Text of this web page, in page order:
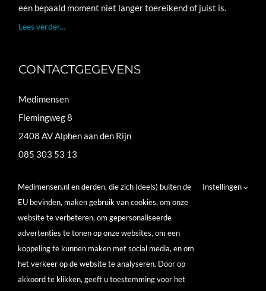
een bepaald moment niet langer toereikend of juist is.
Lees verder...
CONTACTGEGEVENS
Medimensen
Flemingweg 8
2408 AV Alphen aan den Rijn
085 303 53 13
brenda@medimensen.nl
KvK: 65561236
BTW: NL856162619 B01
Medimensen.nl en derden, die zich (deels) buiten de
EU bevinden, maken gebruik van cookies, om onze
website te verbeteren, om gepersonaliseerde
advertenties te tonen op onze websites, om een
koppeling te kunnen maken met social media, en om
het verkeer op de website te analyseren. Door op
akkoord te klikken, geeft u toestemming voor het
Instellingen